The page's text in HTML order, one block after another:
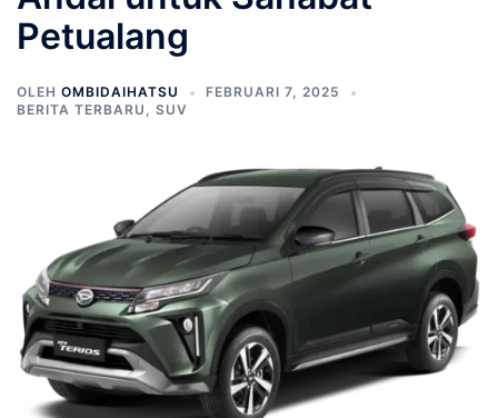
Petualang
OLEH OMBIDAIHATSU
FEBRUARI 7, 2025
BERITA TERBARU , SUV